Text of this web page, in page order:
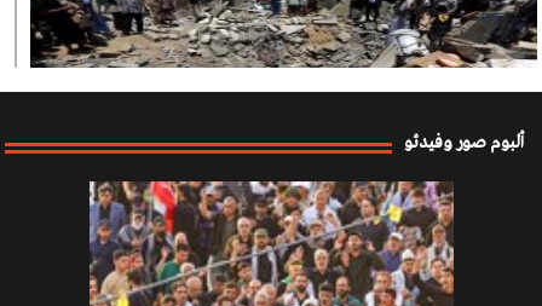
ألبوم صور وفيدئو